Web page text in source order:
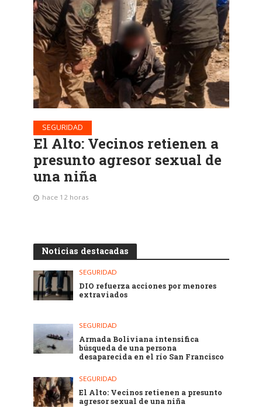
SEGURIDAD
El Alto: Vecinos retienen a
presunto agresor sexual de
una niña
hace 12 horas
Noticias destacadas
SEGURIDAD
DIO refuerza acciones por menores
extraviados
SEGURIDAD
Armada Boliviana intensifica
búsqueda de una persona
desaparecida en el río San Francisco
SEGURIDAD
El Alto: Vecinos retienen a presunto
agresor sexual de una niña